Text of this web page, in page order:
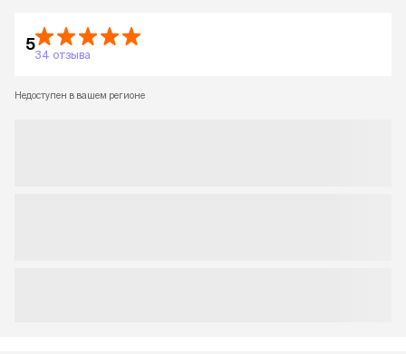
5
34 отзыва
Недоступен в вашем регионе